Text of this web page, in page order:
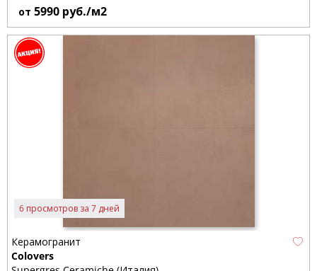
от 5990 руб./м2
6 просмотров за 7 дней
Керамогранит
Colovers